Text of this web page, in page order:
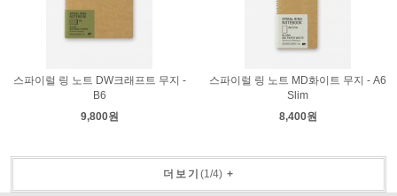
스파이럴 링 노트 DW크래프트 무지 -
B6
9,800원
스파이럴 링 노트 MD화이트 무지 - A6
Slim
8,400원
더보기 (1 /4)+